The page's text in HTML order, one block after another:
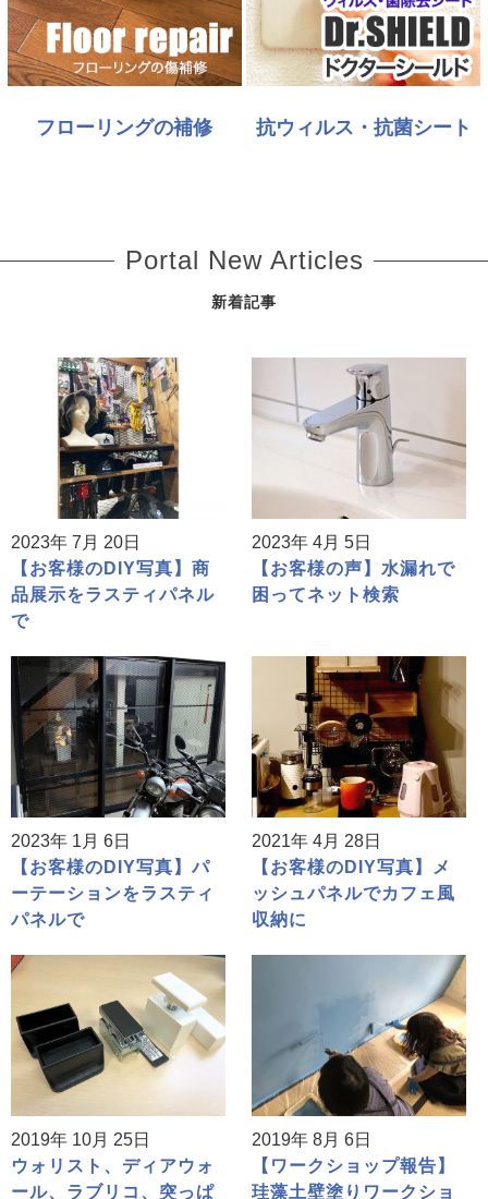
フローリングの補修 抗ウィルス・抗菌シート
Portal New Articles
新着記事
2023年 7月 20日
【お客様のDIY写真】商
品展示をラスティパネル
で
2023年 4月 5日
【お客様の声】水漏れで
困ってネット検索
2023年 1月 6日
【お客様のDIY写真】パ
ーテーションをラスティ
パネルで
2021年 4月 28日
【お客様のDIY写真】メ
ッシュパネルでカフェ風
収納に
2019年 10月 25日
ウォリスト、ディアウォ
ール、ラブリコ、突っぱ
2019年 8月 6日
【ワークショップ報告】
珪藻土壁塗りワークショ